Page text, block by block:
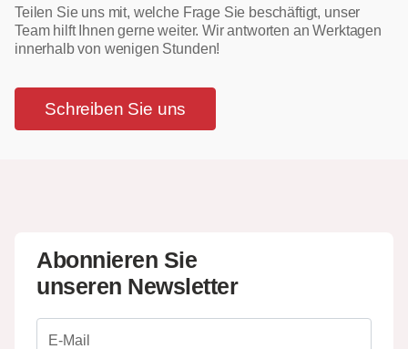
Teilen Sie uns mit, welche Frage Sie beschäftigt, unser
Team hilft Ihnen gerne weiter. Wir antworten an Werktagen
innerhalb von wenigen Stunden!
Schreiben Sie uns
Abonnieren Sie
unseren Newsletter